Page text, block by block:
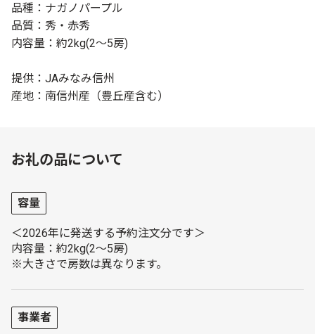
品種：ナガノパープル
品質：秀・赤秀
内容量：約2kg(2～5房)
提供：JAみなみ信州
産地：南信州産（豊丘産含む）
お礼の品について
容量
＜2026年に発送する予約注文分です＞
内容量：約2kg(2～5房)
※大きさで房数は異なります。
事業者